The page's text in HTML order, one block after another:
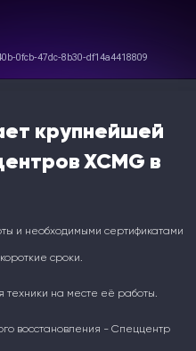
крупнейшей
XCMG в
и необходимыми сертификатами
сроки.
техники на месте её работы.
восстановления - Спеццентр